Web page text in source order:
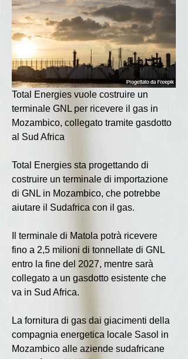
Total Energies vuole costruire un
terminale GNL per ricevere il gas in
Mozambico, collegato tramite gasdotto
al Sud Africa
Total Energies sta progettando di
costruire un terminale di importazione
di GNL in Mozambico, che potrebbe
aiutare il Sudafrica con il gas.
Il terminale di Matola potrà ricevere
fino a 2,5 milioni di tonnellate di GNL
entro la fine del 2027, mentre sarà
collegato a un gasdotto esistente che
va in Sud Africa.
La fornitura di gas dai giacimenti della
compagnia energetica locale Sasol in
Mozambico alle aziende sudafricane